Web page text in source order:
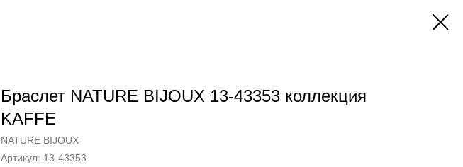
Браслет NATURE BIJOUX 13-43353 коллекция
KAFFE
NATURE BIJOUX
Артикул: 13-43353